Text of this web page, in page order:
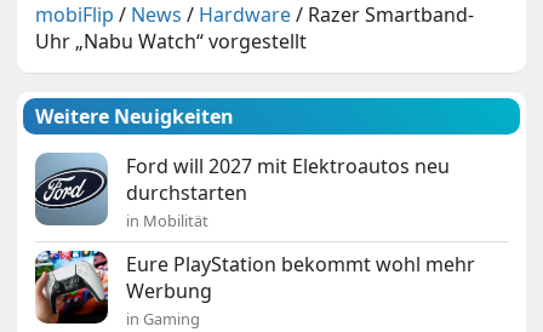
mobiFlip / News / Hardware/ Razer Smartband-
Uhr „Nabu Watch“ vorgestellt
Weitere Neuigkeiten
Ford will 2027 mit Elektroautos neu
durchstarten
in Mobilität
Eure PlayStation bekommt wohl mehr
Werbung
in Gaming